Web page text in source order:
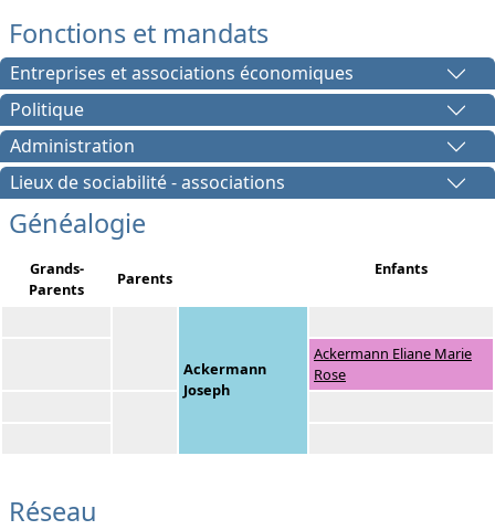
Fonctions et mandats
Entreprises et associations économiques
Politique
Administration
Lieux de sociabilité - associations
Généalogie
Grands-
Parents
Parents Enfants
Ackermann
Joseph
Ackermann Eliane Marie
Rose
Réseau